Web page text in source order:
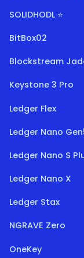
SOLIDHODL ⭐
BitBox02
Blockstream
Keystone 3 Pro
Ledger Flex
Ledger Nano
Ledger Nano S
Ledger Nano X
Ledger Stax
NGRAVE Zero
OneKey